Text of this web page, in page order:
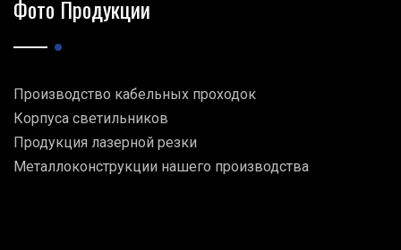
Фото Продукции
Производство кабельных проходок
Корпуса светильников
Продукция лазерной резки
Металлоконструкции нашего производства